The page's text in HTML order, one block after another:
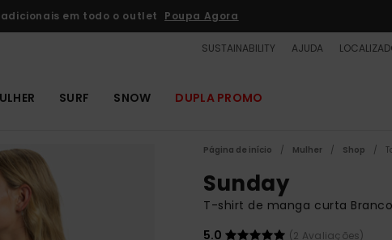
adicionais em todo o outlet Poupa Agora
SUSTAINABILITY AJUDA
SURF SNOW DUPLA PROMO
Página de início Mulher Shop
Sunday
T-shirt de manga curta
5.0
(2 Avaliações)